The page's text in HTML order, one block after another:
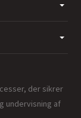
der sikrer
undervisning af